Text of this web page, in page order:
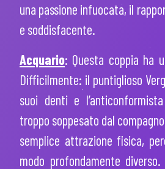
una passione infuocata, il
e soddisfacente.
Acquario: Questa coppia ha
Difficilmente: il puntiglioso
suoi denti e
troppo soppesato dal
semplice attrazione fisica,
modo profondamente